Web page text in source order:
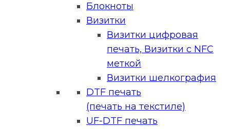
Блокноты
Визитки
Визитки цифровая
печать, Визитки с NFC
меткой
Визитки шелкография
DTF печать
(печать на текстиле)
UF-DTF печать